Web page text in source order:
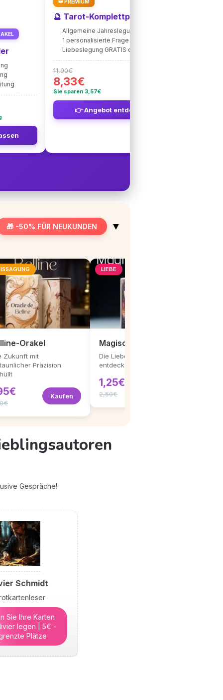
👑 PREMIUM
🔮 Tarot-Komplettpaket 2026
Allgemeine Jahreslegung 2026
1 personalisierte Frage
Liebeslegung GRATIS dazu 💝
11,90€
8,33€
Sie sparen 3,57€
👉 Angebot entdecken
🎁 -50% FÜR NEUKUNDEN ▼
Orakel
Zukunft mit
Präzision
Kaufen
LIEBE
Magisches Liebestarot
Die Liebe erwartet Sie –
entdecken Sie wann und wie
1,25€
2,50€
Gespräche!
Schmidt
Sie Ihre Karten
legen | 5€ -
Plätze